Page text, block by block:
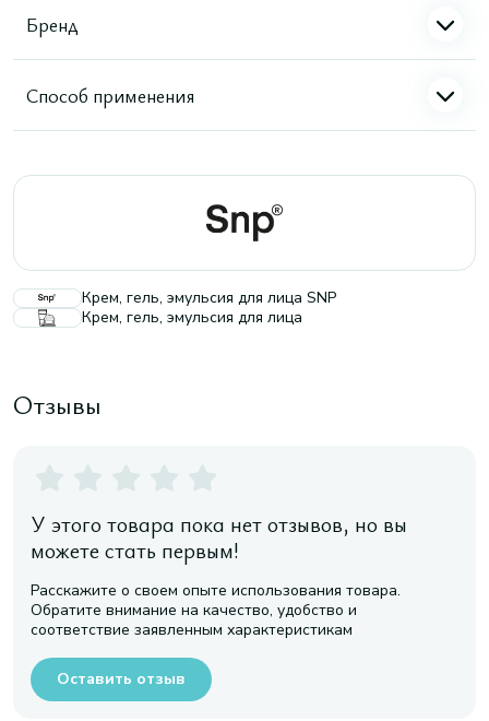
Бренд
Способ применения
Крем, гель, эмульсия для лица SNP
Крем, гель, эмульсия для лица
Отзывы
У этого товара пока нет отзывов, но вы
можете стать первым!
Расскажите о своем опыте использования товара.
Обратите внимание на качество, удобство и
соответствие заявленным характеристикам
Оставить отзыв